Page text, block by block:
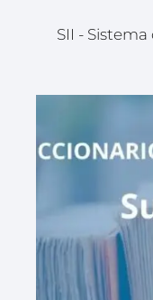
SII -